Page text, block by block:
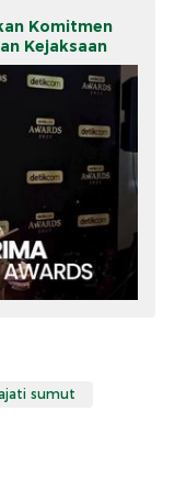
Komitmen
Kejaksaan
sumut